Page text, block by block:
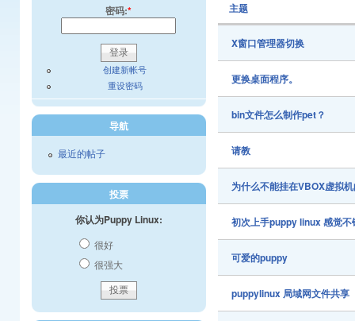
主题
X窗口管理器切换
更换桌面程序。
bin文件怎么制作pet？
请教
为什么不能挂在VBOX虚拟
初次上手puppy linux 感觉不
可爱的puppy
puppylinux 局域网文件共享
密码:*
创建新帐号
重设密码
导航
最近的帖子
投票
你认为Puppy Linux:
很好
很强大